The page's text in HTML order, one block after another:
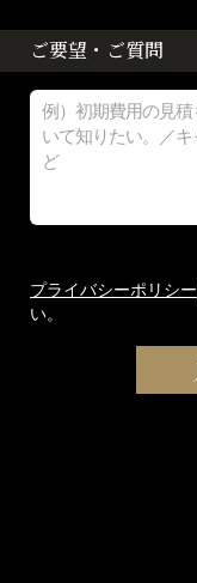
ご要望・ご質問
プライバシーポリシー
い。